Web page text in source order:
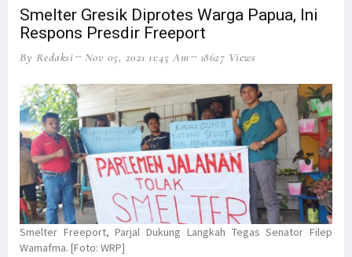
Smelter Gresik Diprotes Warga Papua, Ini
Respons Presdir Freeport
By Redaksi Nov 05, 2021 11:45 Am 18627 Views
Smelter Freeport, Parjal Dukung Langkah Tegas Senator Filep
Wamafma. [Foto: WRP]